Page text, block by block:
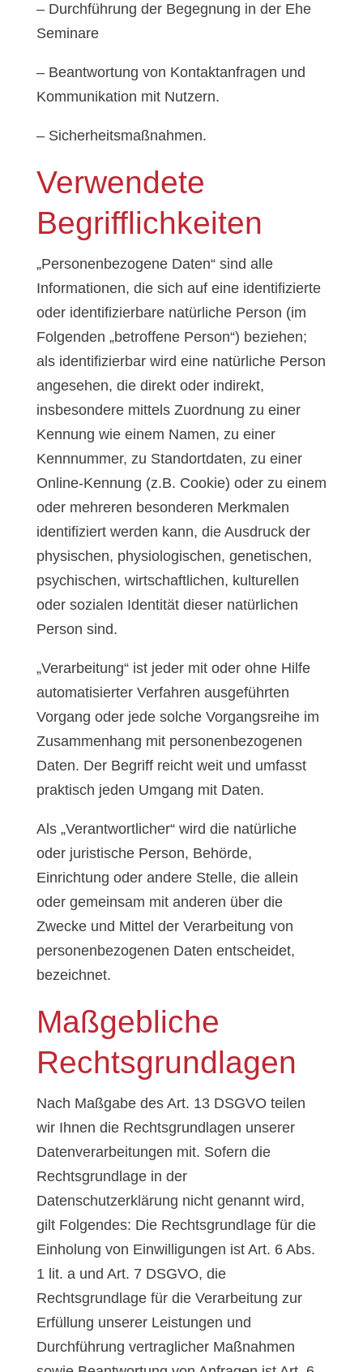
– Durchführung der Begegnung in der Ehe
Seminare
– Beantwortung von Kontaktanfragen und
Kommunikation mit Nutzern.
– Sicherheitsmaßnahmen.
Verwendete
Begrifflichkeiten
„Personenbezogene Daten“ sind alle
Informationen, die sich auf eine identifizierte
oder identifizierbare natürliche Person (im
Folgenden „betroffene Person“) beziehen;
als identifizierbar wird eine natürliche Person
angesehen, die direkt oder indirekt,
insbesondere mittels Zuordnung zu einer
Kennung wie einem Namen, zu einer
Kennnummer, zu Standortdaten, zu einer
Online-Kennung (z.B. Cookie) oder zu einem
oder mehreren besonderen Merkmalen
identifiziert werden kann, die Ausdruck der
physischen, physiologischen, genetischen,
psychischen, wirtschaftlichen, kulturellen
oder sozialen Identität dieser natürlichen
Person sind.
„Verarbeitung“ ist jeder mit oder ohne Hilfe
automatisierter Verfahren ausgeführten
Vorgang oder jede solche Vorgangsreihe im
Zusammenhang mit personenbezogenen
Daten. Der Begriff reicht weit und umfasst
praktisch jeden Umgang mit Daten.
Als „Verantwortlicher“ wird die natürliche
oder juristische Person, Behörde,
Einrichtung oder andere Stelle, die allein
oder gemeinsam mit anderen über die
Zwecke und Mittel der Verarbeitung von
personenbezogenen Daten entscheidet,
bezeichnet.
Maßgebliche
Rechtsgrundlagen
Nach Maßgabe des Art. 13 DSGVO teilen
wir Ihnen die Rechtsgrundlagen unserer
Datenverarbeitungen mit. Sofern die
Rechtsgrundlage in der
Datenschutzerklärung nicht genannt wird,
gilt Folgendes: Die Rechtsgrundlage für die
Einholung von Einwilligungen ist Art. 6 Abs.
1 lit. a und Art. 7 DSGVO, die
Rechtsgrundlage für die Verarbeitung zur
Erfüllung unserer Leistungen und
Durchführung vertraglicher Maßnahmen